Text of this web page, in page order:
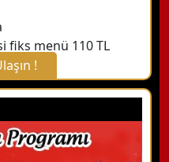
fiks menü 110 TL
!